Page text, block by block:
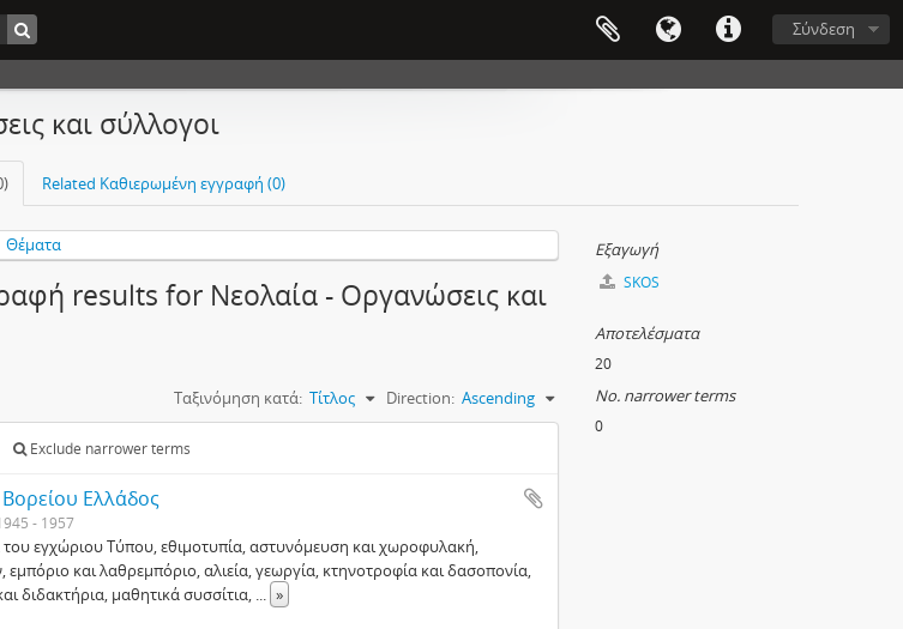
Σύνδεση
και σύλλογοι
Related Καθιερωμένη εγγραφή (0)
Θέματα
results for Νεολαία - Οργανώσεις και
Ταξινόμηση κατά: Τίτλος Direction: Ascending
Exclude narrower terms
Βορείου Ελλάδος
- 1957
του εγχώριου Τύπου, εθιμοτυπία, αστυνόμευση και χωροφυλακή,
και λαθρεμπόριο, αλιεία, γεωργία, κτηνοτροφία και δασοπονία,
διδακτήρια, μαθητικά συσσίτια, ... »
Εξαγωγή
SKOS
Αποτελέσματα
20
No. narrower terms
0